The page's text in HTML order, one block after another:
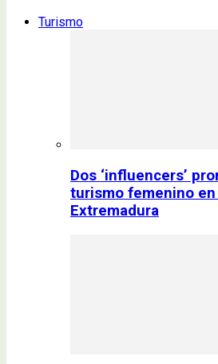
Turismo
Dos ‘influencers’
turismo femenino
Extremadura